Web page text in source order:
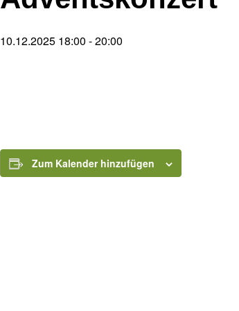
10.12.2025 18:00 -20:00
Zum Kalender hinzufügen